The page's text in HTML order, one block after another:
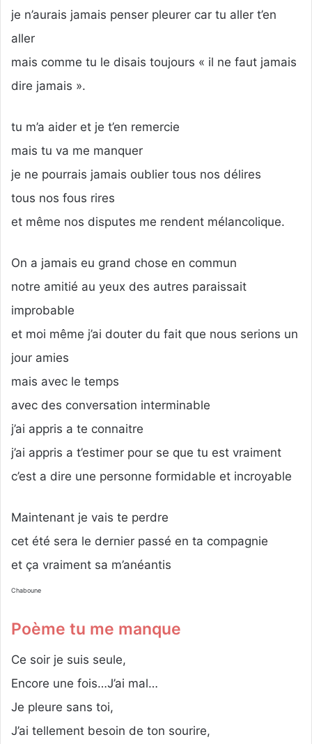
je n’aurais jamais penser pleurer car tu aller t’en
aller
mais comme tu le disais toujours « il ne faut jamais
dire jamais ».
tu m’a aider et je t’en remercie
mais tu va me manquer
je ne pourrais jamais oublier tous nos délires
tous nos fous rires
et même nos disputes me rendent mélancolique.
On a jamais eu grand chose en commun
notre amitié au yeux des autres paraissait
improbable
et moi même j’ai douter du fait que nous serions un
jour amies
mais avec le temps
avec des conversation interminable
j’ai appris a te connaitre
j’ai appris a t’estimer pour se que tu est vraiment
c’est a dire une personne formidable et incroyable
Maintenant je vais te perdre
cet été sera le dernier passé en ta compagnie
et ça vraiment sa m’anéantis
Chaboune
Poème tu me manque
Ce soir je suis seule,
Encore une fois…J’ai mal…
Je pleure sans toi,
J’ai tellement besoin de ton sourire,